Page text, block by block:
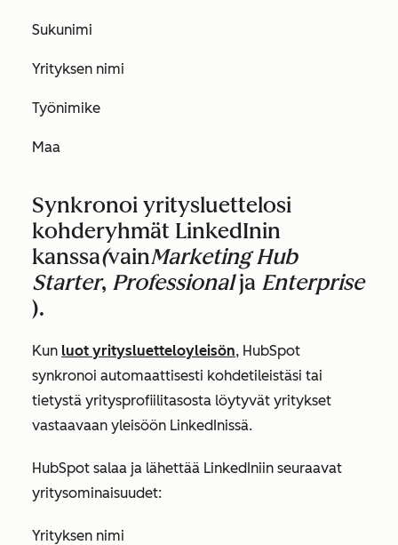
Sukunimi
Yrityksen nimi
Työnimike
Maa
Synkronoi yritysluettelosi
kohderyhmät LinkedInin
kanssa(vainMarketing Hub
Starter, Professionalja Enterprise
).
Kun luot yritysluetteloyleisön, HubSpot
synkronoi automaattisesti kohdetileistäsi tai
tietystä yritysprofiilitasosta löytyvät yritykset
vastaavaan yleisöön LinkedInissä.
HubSpot salaa ja lähettää LinkedIniin seuraavat
yritysominaisuudet:
Yrityksen nimi